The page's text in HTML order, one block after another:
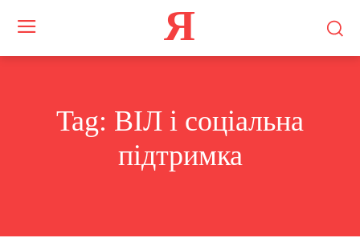
Я
Tag: ВІЛ і соціальна
підтримка